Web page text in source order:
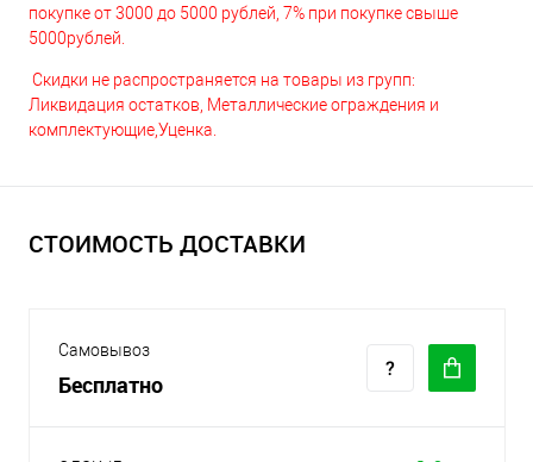
покупке от 3000 до 5000 рублей, 7% при покупке свыше
5000рублей.
Скидки не распространяется на товары из групп:
Ликвидация остатков, Металлические ограждения и
комплектующие,Уценка.
СТОИМОСТЬ ДОСТАВКИ
Самовывоз
Бесплатно